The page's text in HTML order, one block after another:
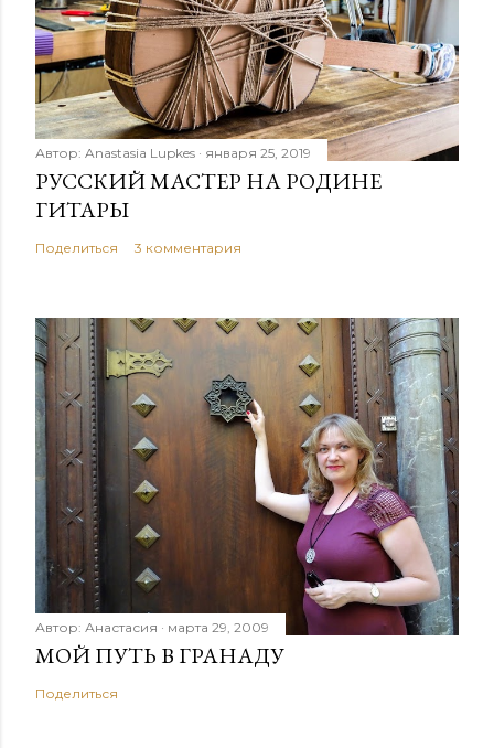
Автор: Anastasia Lupkes января 25, 2019
РУССКИЙ МАСТЕР НА РОДИНЕ
ГИТАРЫ
Поделиться 3 комментария
Автор: Анастасия марта 29, 2009
МОЙ ПУТЬ В ГРАНАДУ
Поделиться